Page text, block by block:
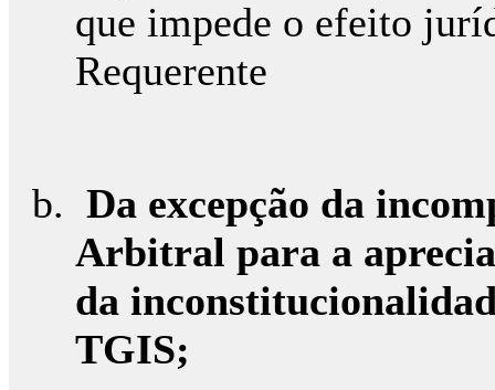
que impede o efeito
Requerente
Da excepção da
Arbitral para a
da
TGIS;